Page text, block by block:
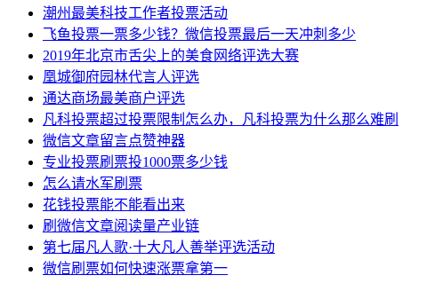
潮州最美科技工作者投票活动
飞鱼投票一票多少钱？微信投票最后一天冲刺多少
2019年北京市舌尖上的美食网络评选大赛
凰城御府园林代言人评选
通达商场最美商户评选
凡科投票超过投票限制怎么办，凡科投票为什么那么难刷
微信文章留言点赞神器
专业投票刷票投1000票多少钱
怎么请水军刷票
花钱投票能不能看出来
刷微信文章阅读量产业链
第七届凡人歌·十大凡人善举评选活动
微信刷票如何快速涨票拿第一